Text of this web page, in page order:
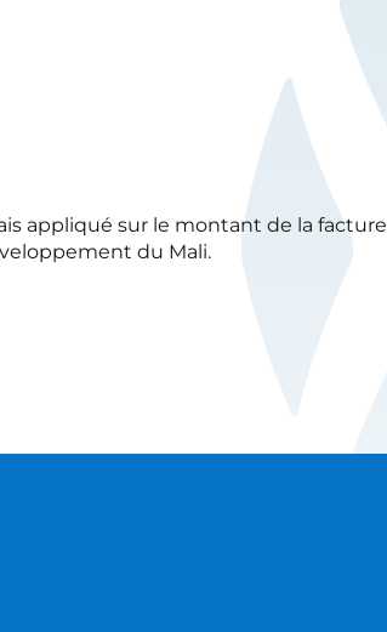
appliqué sur le montant de la facture
du Mali.